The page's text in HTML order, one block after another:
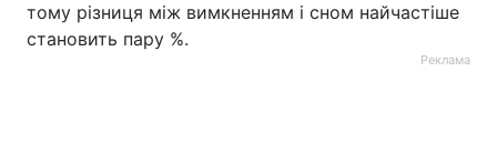
тому різниця між вимкненням і сном найчастіше
становить пару %.
Реклама